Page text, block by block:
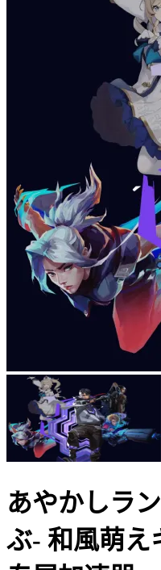
あやかしラ
ぶ- 和風萌え